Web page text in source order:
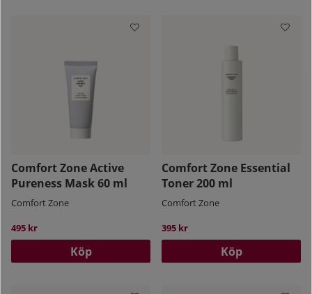
Comfort Zone Active
Pureness Mask 60 ml
Comfort Zone
495 kr
Köp
Comfort Zone Essential
Toner 200 ml
Comfort Zone
395 kr
Köp